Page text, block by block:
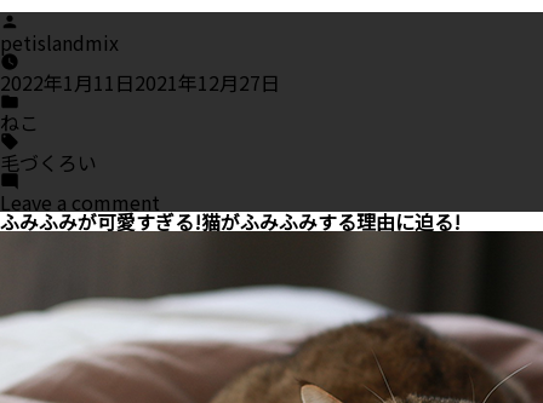
Posted
by
petislandmix
2022年1月11日2021年12月27日
Posted
in
ねこ
Tags:
毛づくろい
Leave a comment
毛
づ
い
は
猫
に
と
っ
ふみふみが可愛すぎる!猫がふみふみする理由に迫る!